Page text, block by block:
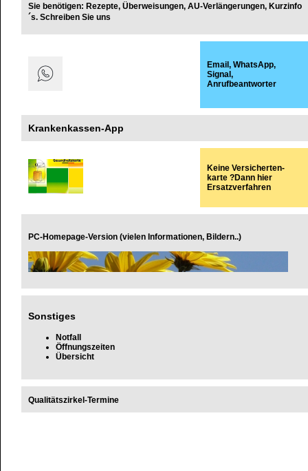
Sie benötigen: Rezepte, Überweisungen, AU-Verlängerungen, Kurzinfo
´s. Schreiben Sie uns
Email, WhatsApp,
Signal,
Anrufbeantworter
Krankenkassen-App
Keine Versicherten-
karte ?Dann hier
Ersatzverfahren
PC-Homepage-Version (vielen Informationen, Bildern..)
Sonstiges
Notfall
Öffnungszeiten
Übersicht
Qualitätszirkel-Termine